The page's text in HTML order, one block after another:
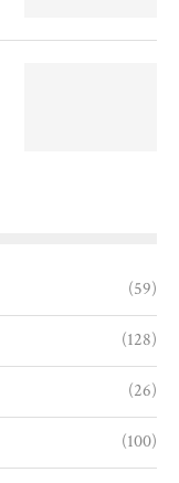
(59)
(128)
(26)
(100)